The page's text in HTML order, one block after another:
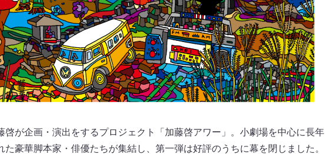
が企画・演出をするプロジェクト「加藤啓アワー」。小劇場を中心に長年
豪華脚本家・俳優たちが集結し、第一弾は好評のうちに幕を閉じました。